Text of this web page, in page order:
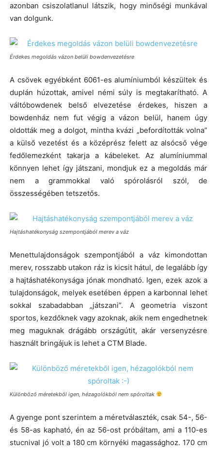
azonban csiszolatlanul látszik, hogy minőségi munkával
van dolgunk.
Érdekes megoldás vázon belüli bowdenvezetésre
A csövek egyébként 6061-es alumíniumból készültek és
duplán húzottak, amivel némi súly is megtakarítható. A
váltóbowdenek belső elvezetése érdekes, hiszen a
bowdenház nem fut végig a vázon belül, hanem úgy
oldották meg a dolgot, mintha kvázi „befordították volna”
a külső vezetést és a középrész felett az alsócső vége
fedőlemezként takarja a kábeleket. Az alumíniummal
könnyen lehet így játszani, mondjuk ez a megoldás már
nem a grammokkal való spórolásról szól, de
összességében tetszetős.
Hajtáshatékonyság szempontjából merev a váz
Menettulajdonságok szempontjából a váz kimondottan
merev, rosszabb utakon ráz is kicsit hátul, de legalább így
a hajtáshatékonysága jónak mondható. Igen, ezek azok a
tulajdonságok, melyek esetében éppen a karbonnal lehet
sokkal szabadabban „játszani”. A geometria viszont
sportos, kezdőknek vagy azoknak, akik nem engedhetnek
meg maguknak drágább országútit, akár versenyzésre
használt bringájuk is lehet a CTM Blade.
Különböző méretekből igen, hézagolókból nem spóroltak
A gyenge pont szerintem a méretválaszték, csak 54-, 56-
és 58-as kapható, én az 56-ost próbáltam, ami a 110-es
stucnival jó volt a 180 cm környéki magassághoz. 170 cm